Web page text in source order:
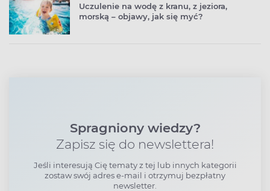
Uczulenie na wodę z kranu, z jeziora,
morską – objawy, jak się myć?
Spragniony wiedzy?
Zapisz się do newslettera!
Jeśli interesują Cię tematy z tej lub innych kategorii
zostaw swój adres e-mail i otrzymuj bezpłatny
newsletter.